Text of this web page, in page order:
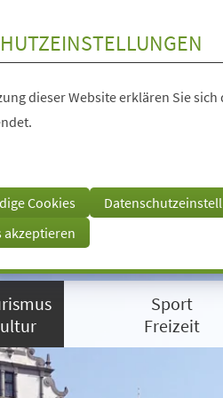
dieser Website erklären Sie
Cookies
akzeptieren
Sport
Freizeit